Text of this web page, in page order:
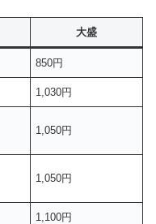
大盛
850円
1,030円
1,050円
1,050円
1,100円